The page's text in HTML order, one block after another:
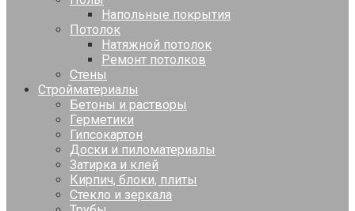
Напольные покрытия
Потолок
Натяжной потолок
Ремонт потолков
Стены
Стройматериалы
Бетоны и растворы
Герметики
Гипсокартон
Доски и пиломатериалы
Затирка и клей
Кирпич, блоки, плиты
Стекло и зеркала